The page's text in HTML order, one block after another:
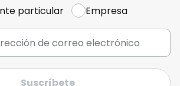
particular Empresa
Suscríbete